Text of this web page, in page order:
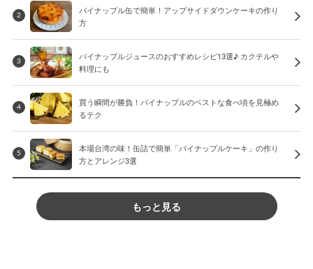
2
パイナップル缶で簡単！アップサイドダウンケーキの作り
方
3
パイナップルジュースのおすすめレシピ13選♪ カクテルや
料理にも
4
買う瞬間が勝負！パイナップルのベストな食べ頃を見極め
るテク
5
本場台湾の味！缶詰で簡単「パイナップルケーキ」の作り
方とアレンジ3選
もっと見る